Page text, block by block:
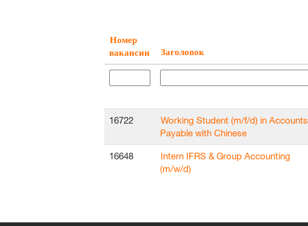
Номер
вакансии
Заголовок
16722
Working Student (m/f/d) in Accounts
Payable with Chinese
16648
Intern IFRS & Group Accounting
(m/w/d)